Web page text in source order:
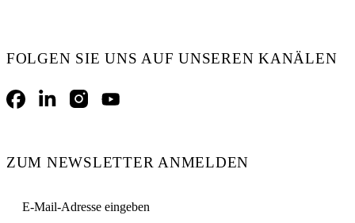
FOLGEN SIE UNS AUF UNSEREN KANÄLEN
FacebookLinkedInInstagramYouTube
ZUM NEWSLETTER ANMELDEN